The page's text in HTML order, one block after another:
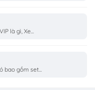
là gì, Xe...
bao gồm set...